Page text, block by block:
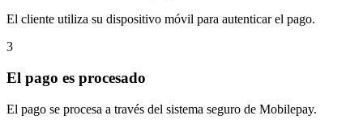
El cliente utiliza su dispositivo móvil para autenticar el pago.
3
El pago es procesado
El pago se procesa a través del sistema seguro de Mobilepay.